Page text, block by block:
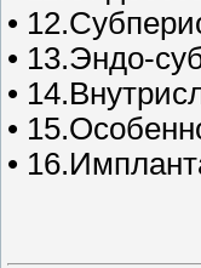
•
• 13.Эндо-
•
•
•